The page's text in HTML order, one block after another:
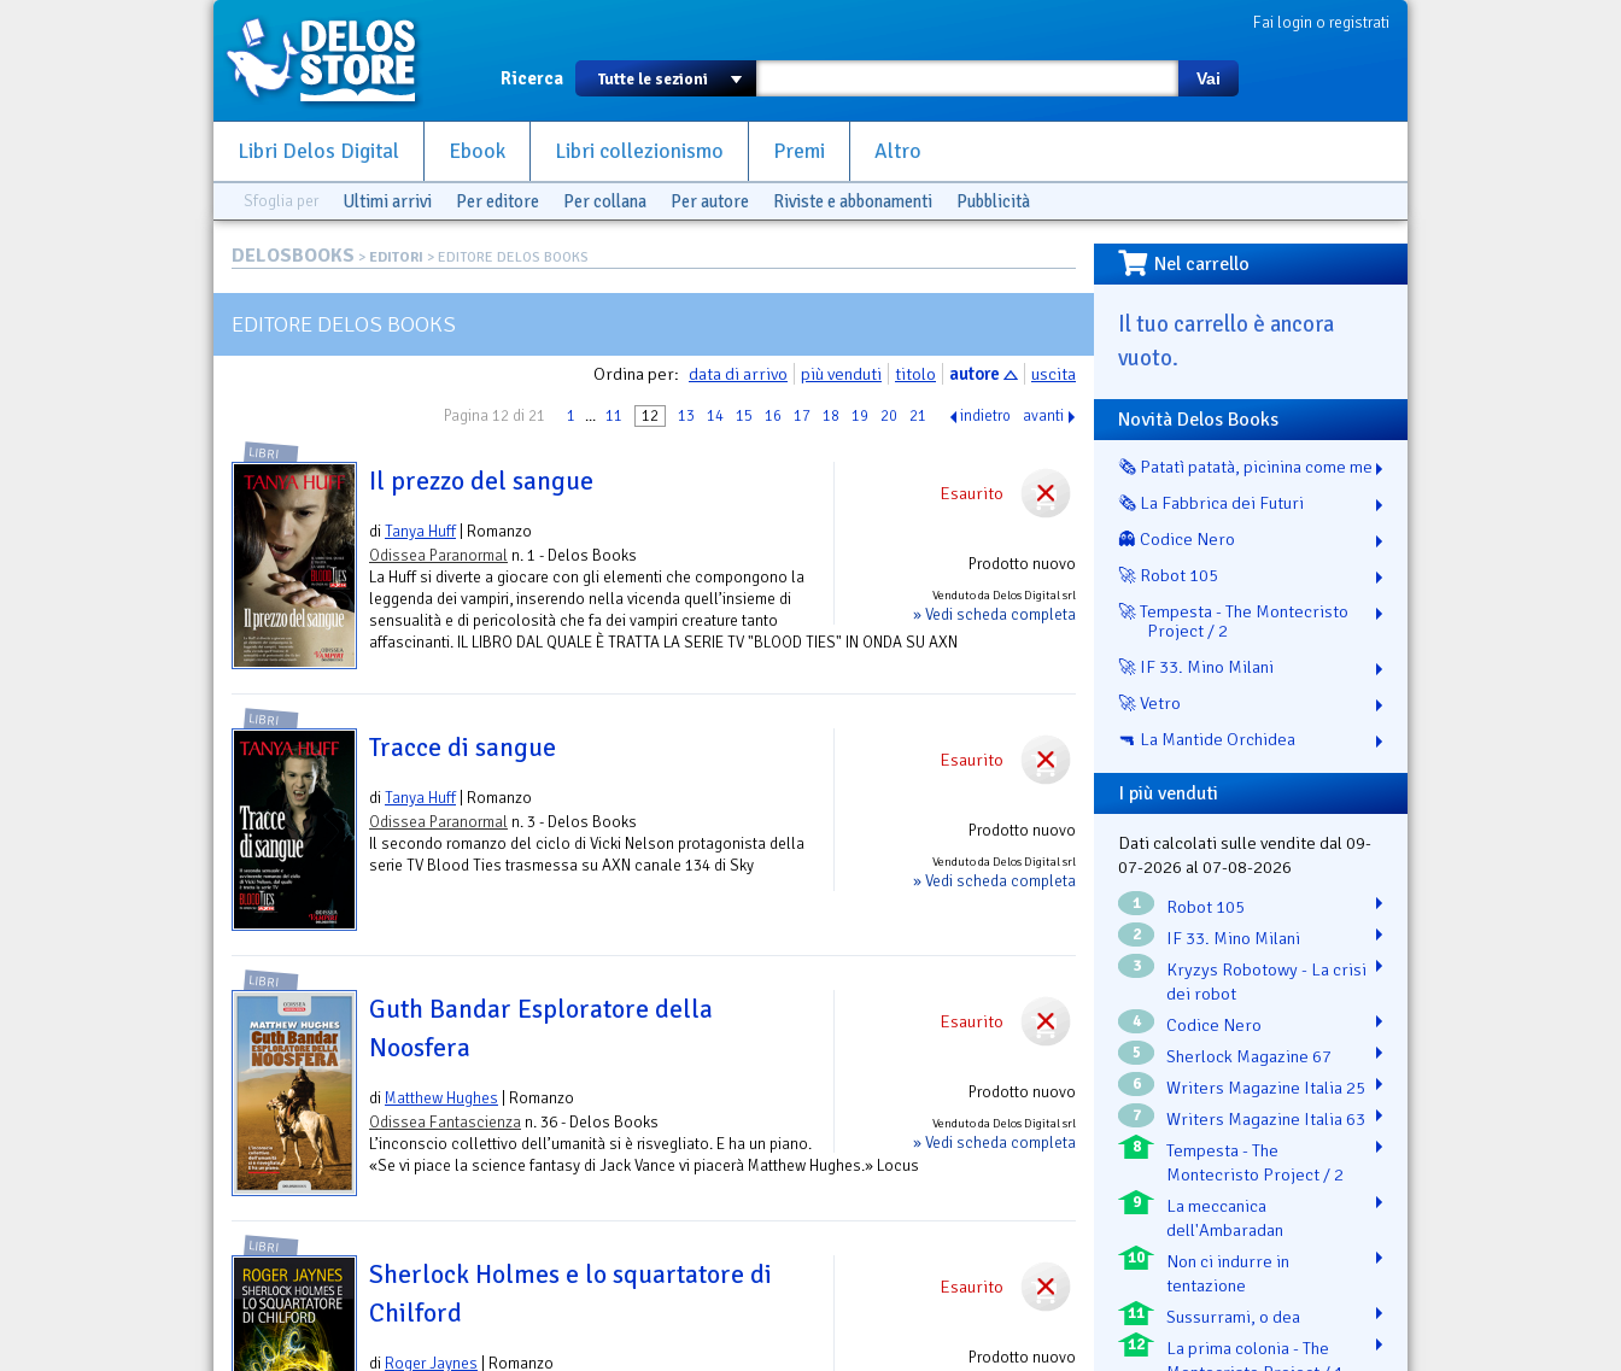
Fai login o registrati
Ricerca Vai
Libri Delos Digital Ebook Libri collezionismo Premi Altro
Sfoglia per Ultimi arrivi Per editore Per collana Per autore Riviste e abbonamenti Pubblicità
DELOSBOOKS > EDITORI > EDITORE DELOS BOOKS
EDITORE DELOS BOOKS
Ordina per: data di arrivo più venduti titolo autore uscita
Pagina 12 di 21 1 ... 11 12 13 14 15 16 17 18 19 20 21 indietro avanti
Esaurito
Prodotto nuovo
Venduto da Delos Digital srl
» Vedi scheda completa
LIBRI
Il prezzo del sangue
diTanya Huff| Romanzo
Odissea Paranormal n. 1 - Delos Books
La Huff si diverte a giocare con gli elementi che compongono la
leggenda dei vampiri, inserendo nella vicenda quell’insieme di
sensualità e di pericolosità che fa dei vampiri creature tanto
affascinanti. IL LIBRO DAL QUALE È TRATTA LA SERIE TV "BLOOD TIES" IN ONDA SU AXN
Esaurito
Prodotto nuovo
Venduto da Delos Digital srl
» Vedi scheda completa
LIBRI
Tracce di sangue
diTanya Huff| Romanzo
Odissea Paranormal n. 3 - Delos Books
Il secondo romanzo del ciclo di Vicki Nelson protagonista della
serie TV Blood Ties trasmessa su AXN canale 134 di Sky
Esaurito
Prodotto nuovo
Venduto da Delos Digital srl
» Vedi scheda completa
LIBRI
Guth Bandar Esploratore della
Noosfera
di Matthew Hughes | Romanzo
Odissea Fantascienza n. 36 - Delos Books
L’inconscio collettivo dell’umanità si è risvegliato. E ha un piano.
«Se vi piace la science fantasy di Jack Vance vi piacerà Matthew Hughes.» Locus
Esaurito
Prodotto nuovo
LIBRI
Sherlock Holmes e lo squartatore di
Chilford
di Roger Jaynes | Romanzo
Nel carrello
Il tuo carrello è ancora
vuoto.
Novità Delos Books
🗞️ Patatì patatà, picinina come me
🗞️ La Fabbrica dei Futuri
👻 Codice Nero
🚀 Robot 105
🚀 Tempesta - The Montecristo
Project / 2
🚀 IF 33. Mino Milani
🚀 Vetro
🔫 La Mantide Orchidea
I più venduti
Dati calcolati sulle vendite dal 09-
07-2026 al 07-08-2026
1 Robot 105
2 IF 33. Mino Milani
3
Kryzys Robotowy - La crisi
dei robot
4 Codice Nero
5 Sherlock Magazine 67
6 Writers Magazine Italia 25
7 Writers Magazine Italia 63
8
Tempesta - The
Montecristo Project / 2
9
La meccanica
dell'Ambaradan
10
Non ci indurre in
tentazione
11 Sussurrami, o dea
12
La prima colonia - The